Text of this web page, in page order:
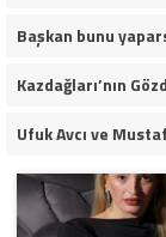
Başkan bunu